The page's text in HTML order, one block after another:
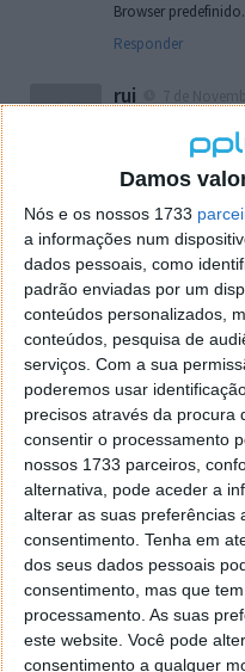
Damos
Nós e os nossos 1733
a informações num
dados pessoais, como
padrão enviadas por um
conteúdos personalizados,
conteúdos, pesquisa de
serviços. Com a sua
poderemos usar
precisos através da procura
consentir o processamento
nossos 1733 parceiros,
alternativa, pode aceder a
alterar as suas preferências
consentimento. Tenha em
dos seus dados pessoais
consentimento, mas que
processamento. As suas
este website. Você pode
consentimento a qualquer
Browser
Responder
rui
localizaçao
o firefox como
tentei apagar o
firefox mas em
agradecido, caso
Responder
Vítor M.
7 de
@Reporter
Desculpa mas o
o MSn Messenger 8.
Responder
Vítor M.
@Rui
Tens de encontrar
janela iniciar e no
rato faz
clica no botão